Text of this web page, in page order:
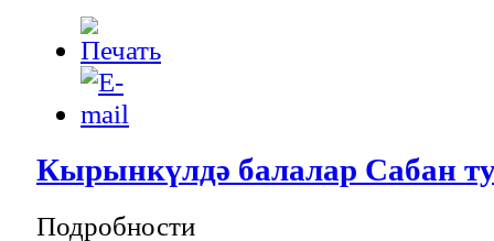
Кырынкүлдә балалар Сабан
Подробности